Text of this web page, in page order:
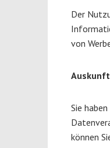
Der
von
Sie
können